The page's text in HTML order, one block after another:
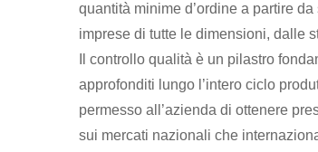
quantità minime d’ordine a partire
imprese di tutte le dimensioni, dalle
Il controllo qualità è un pilastro
approfonditi lungo l’intero ciclo
permesso all’azienda di ottenere
sui mercati nazionali che